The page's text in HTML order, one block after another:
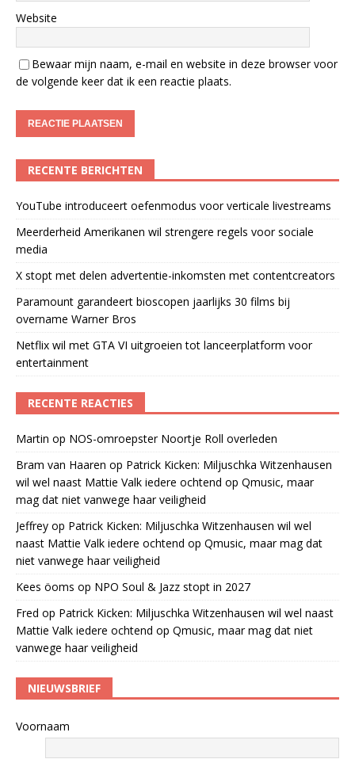
Website
Bewaar mijn naam, e-mail en website in deze browser voor
de volgende keer dat ik een reactie plaats.
RECENTE BERICHTEN
YouTube introduceert oefenmodus voor verticale livestreams
Meerderheid Amerikanen wil strengere regels voor sociale
media
X stopt met delen advertentie-inkomsten met contentcreators
Paramount garandeert bioscopen jaarlijks 30 films bij
overname Warner Bros
Netflix wil met GTA VI uitgroeien tot lanceerplatform voor
entertainment
RECENTE REACTIES
Martin op NOS-omroepster Noortje Roll overleden
Bram van Haaren op Patrick Kicken: Miljuschka Witzenhausen
wil wel naast Mattie Valk iedere ochtend op Qmusic, maar
mag dat niet vanwege haar veiligheid
Jeffrey op Patrick Kicken: Miljuschka Witzenhausen wil wel
naast Mattie Valk iedere ochtend op Qmusic, maar mag dat
niet vanwege haar veiligheid
Kees öoms op NPO Soul & Jazz stopt in 2027
Fred op Patrick Kicken: Miljuschka Witzenhausen wil wel naast
Mattie Valk iedere ochtend op Qmusic, maar mag dat niet
vanwege haar veiligheid
NIEUWSBRIEF
Voornaam